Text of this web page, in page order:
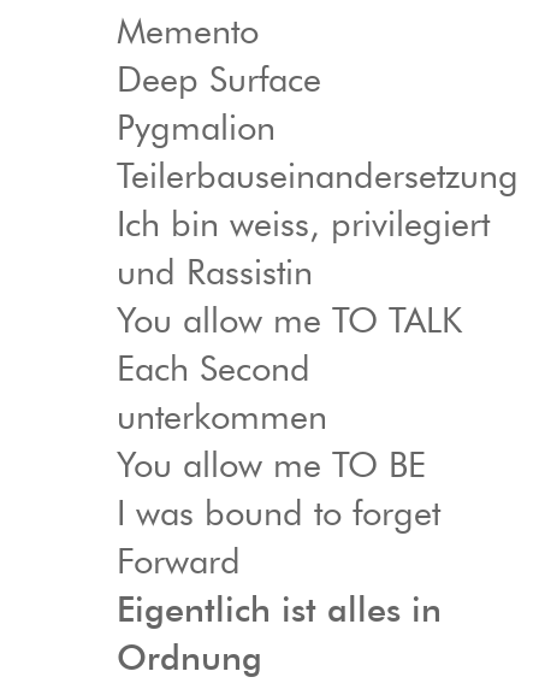
Memento
Deep Surface
Pygmalion
Teilerbauseinandersetzung
Ich bin weiss, privilegiert
und Rassistin
You allow me TO TALK
Each Second
unterkommen
You allow me TO BE
I was bound to forget
Forward
Eigentlich ist alles in
Ordnung